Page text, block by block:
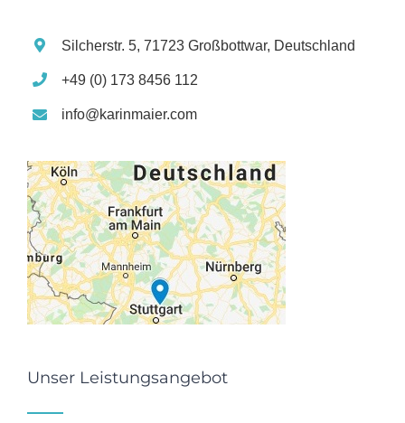
Silcherstr. 5, 71723 Großbottwar, Deutschland
+49 (0) 173 8456 112
info@karinmaier.com
Unser Leistungsangebot